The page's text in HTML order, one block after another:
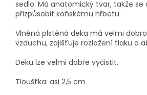
sedlo. Má anatomický tvar, takže se
přizpůsobit koňskému hřbetu.
Vlněná plstěná deka má velmi
vzduchu, zajišťuje rozložení tlaku a
Deku lze velmi dobře vyčistit.
Tloušťka: asi 2,5 cm